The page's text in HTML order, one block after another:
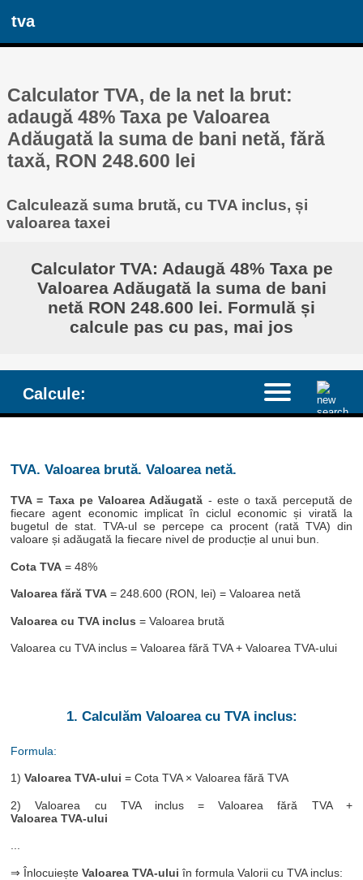
tva
Calculator TVA, de la net la brut:
adaugă 48% Taxa pe Valoarea
Adăugată la suma de bani netă, fără
taxă, RON 248.600 lei
Calculează suma brută, cu TVA inclus, și
valoarea taxei
Calculator TVA: Adaugă 48% Taxa pe
Valoarea Adăugată la suma de bani
netă RON 248.600 lei. Formulă și
calcule pas cu pas, mai jos
Calcule:
TVA. Valoarea brută. Valoarea netă.
TVA = Taxa pe Valoarea Adăugată - este o taxă percepută de
fiecare agent economic implicat în ciclul economic și virată la
bugetul de stat. TVA-ul se percepe ca procent (rată TVA) din
valoare și adăugată la fiecare nivel de producție al unui bun.
Cota TVA = 48%
Valoarea fără TVA = 248.600 (RON, lei) = Valoarea netă
Valoarea cu TVA inclus = Valoarea brută
Valoarea cu TVA inclus = Valoarea fără TVA + Valoarea TVA-ului
1. Calculăm Valoarea cu TVA inclus:
Formula:
1)Valoarea TVA-ului = Cota TVA × Valoarea fără TVA
2) Valoarea cu TVA inclus = Valoarea fără TVA +
Valoarea TVA-ului
...
⇒ ÎnlocuieșteValoarea TVA-ului în formula Valorii cu TVA inclus: